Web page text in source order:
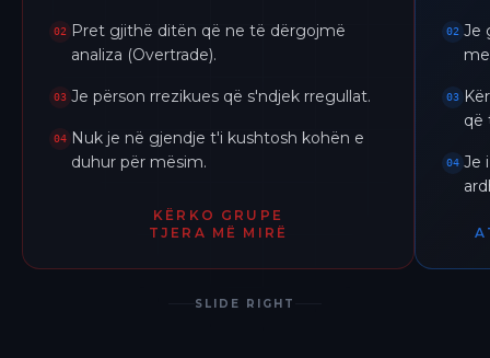
02
Pret gjithë ditën që ne të dërgojmë
analiza (Overtrade).
03 Je përson rrezikues që s'ndjek rregullat.
04 Nuk je në gjendje t'i kushtosh kohën e
duhur për mësim.
KËRKO GRUPE
TJERA MË MIRË
02 Je
03
që
04 Je
SLIDE RIGHT